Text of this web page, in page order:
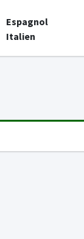
Espagnol
Italien